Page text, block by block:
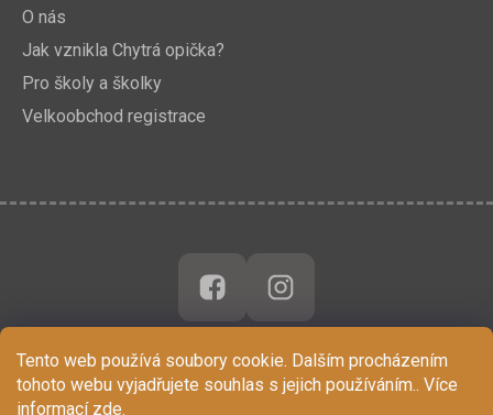
Tento web používá soubory cookie. Dalším procházením
tohoto webu vyjadřujete souhlas s jejich používáním.. Více
informací zde.
O nás
Jak vznikla Chytrá opička?
Pro školy a školky
Velkoobchod registrace